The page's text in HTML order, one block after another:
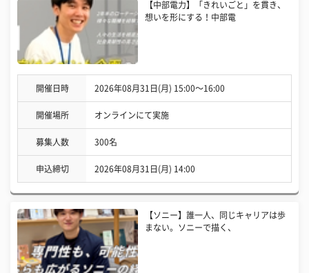
【中部電力】「きれいごと」を貫き、
想いを形にする！中部電
開催日時 2026年08月31日(月) 15:00〜16:00
開催場所 オンラインにて実施
募集人数 300名
申込締切 2026年08月31日(月) 14:00
【ソニー】誰一人、同じキャリアは歩
まない。ソニーで描く、